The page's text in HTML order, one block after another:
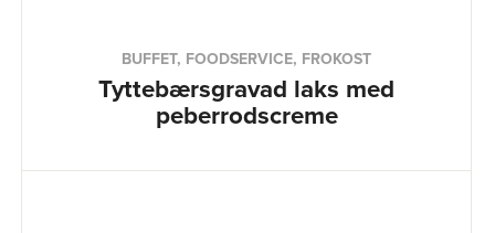
BUFFET, FOODSERVICE, FROKOST
Tyttebærsgravad laks med
peberrodscreme